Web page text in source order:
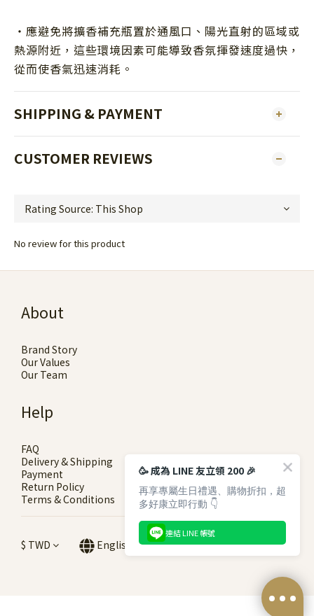
・應避免將擴香補充瓶置於通風口、陽光直射的區域或
熱源附近，這些環境因素可能導致香氛揮發速度過快，
從而使香氣迅速消耗。
SHIPPING & PAYMENT
CUSTOMER REVIEWS
No review for this product
BUY NOW
About
Brand Story
Our Values
Our Team
Help
FAQ
Delivery & Shipping
Payment
Return Policy
Terms & Conditions
$ TWD English
🥳 成為 LINE 友立領 200 🎉
再享專屬生日禮遇、購物折扣，超
多好康立即行動 👇
連結 LINE 帳號